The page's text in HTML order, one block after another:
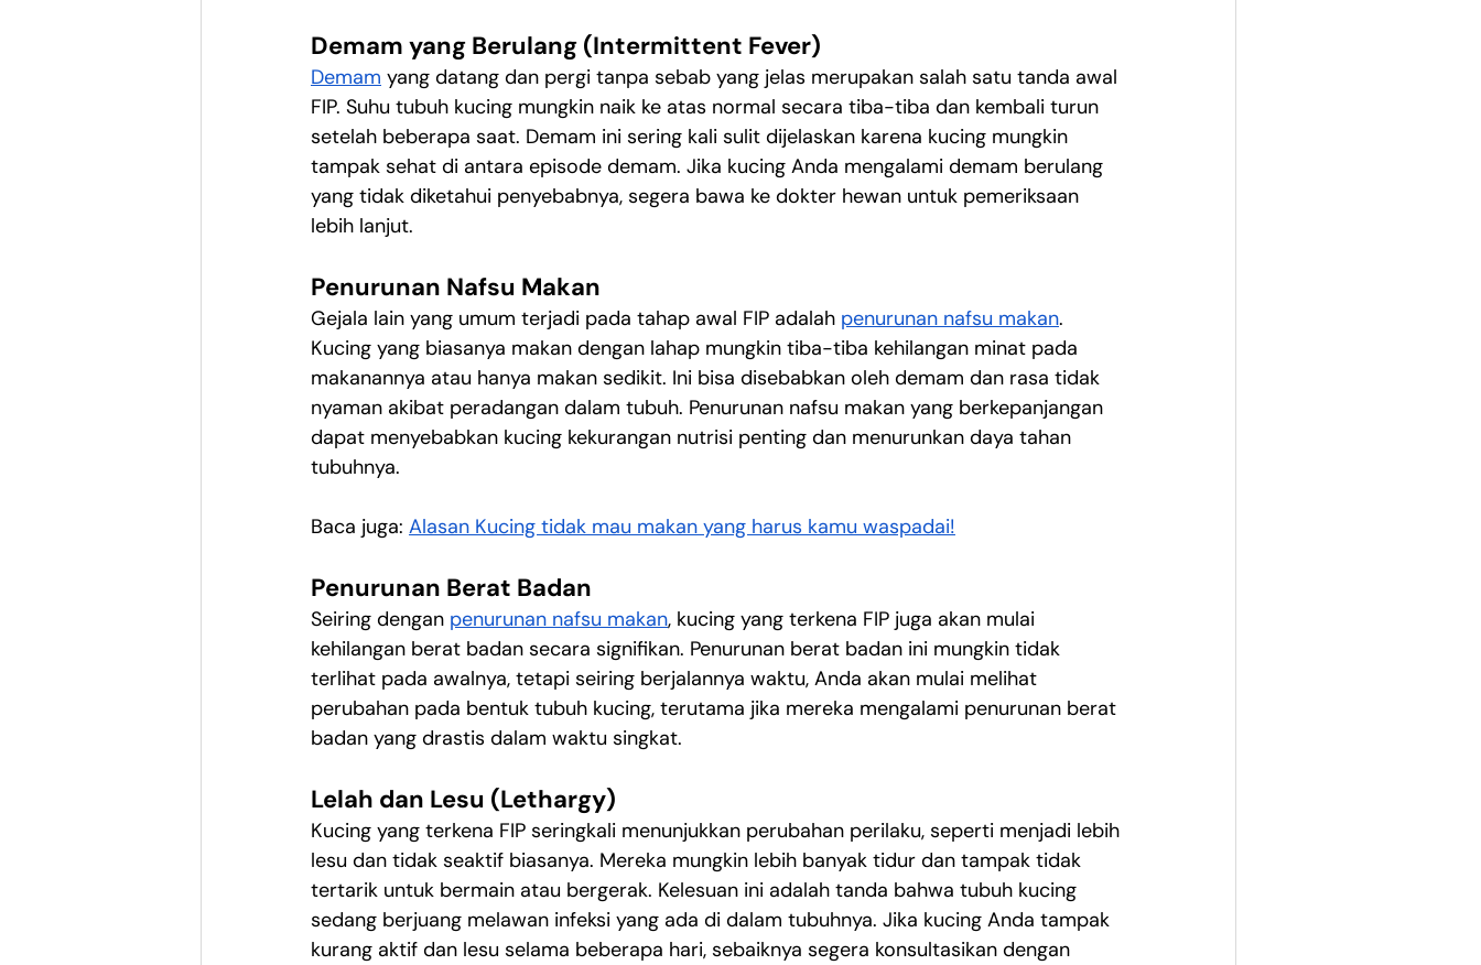
Demam yang Berulang (Intermittent Fever)
Demam yang datang dan pergi tanpa sebab yang jelas merupakan salah satu tanda awal
FIP. Suhu tubuh kucing mungkin naik ke atas normal secara tiba-tiba dan kembali turun
setelah beberapa saat. Demam ini sering kali sulit dijelaskan karena kucing mungkin
tampak sehat di antara episode demam. Jika kucing Anda mengalami demam berulang
yang tidak diketahui penyebabnya, segera bawa ke dokter hewan untuk pemeriksaan
lebih lanjut.
Penurunan Nafsu Makan
Gejala lain yang umum terjadi pada tahap awal FIP adalah penurunan nafsu makan.
Kucing yang biasanya makan dengan lahap mungkin tiba-tiba kehilangan minat pada
makanannya atau hanya makan sedikit. Ini bisa disebabkan oleh demam dan rasa tidak
nyaman akibat peradangan dalam tubuh. Penurunan nafsu makan yang berkepanjangan
dapat menyebabkan kucing kekurangan nutrisi penting dan menurunkan daya tahan
tubuhnya.
Baca juga: Alasan Kucing tidak mau makan yang harus kamu waspadai!
Penurunan Berat Badan
Seiring dengan penurunan nafsu makan, kucing yang terkena FIP juga akan mulai
kehilangan berat badan secara signifikan. Penurunan berat badan ini mungkin tidak
terlihat pada awalnya, tetapi seiring berjalannya waktu, Anda akan mulai melihat
perubahan pada bentuk tubuh kucing, terutama jika mereka mengalami penurunan berat
badan yang drastis dalam waktu singkat.
Lelah dan Lesu (Lethargy)
Kucing yang terkena FIP seringkali menunjukkan perubahan perilaku, seperti menjadi lebih
lesu dan tidak seaktif biasanya. Mereka mungkin lebih banyak tidur dan tampak tidak
tertarik untuk bermain atau bergerak. Kelesuan ini adalah tanda bahwa tubuh kucing
sedang berjuang melawan infeksi yang ada di dalam tubuhnya. Jika kucing Anda tampak
kurang aktif dan lesu selama beberapa hari, sebaiknya segera konsultasikan dengan